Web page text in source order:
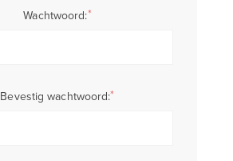
Wachtwoord:*
Bevestig wachtwoord:*